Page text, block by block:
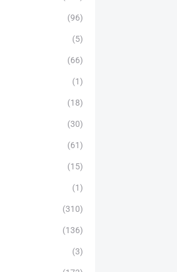
(96)
(5)
(66)
(1)
(18)
(30)
(61)
(15)
(1)
(310)
(136)
(3)